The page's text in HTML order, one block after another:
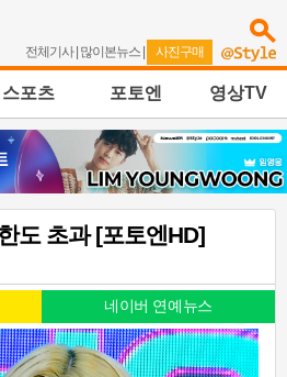
전체기사| 많이본뉴스 | 사진구매
스포츠 포토엔 영상TV
도 초과 [포토엔HD]
네이버 연예뉴스